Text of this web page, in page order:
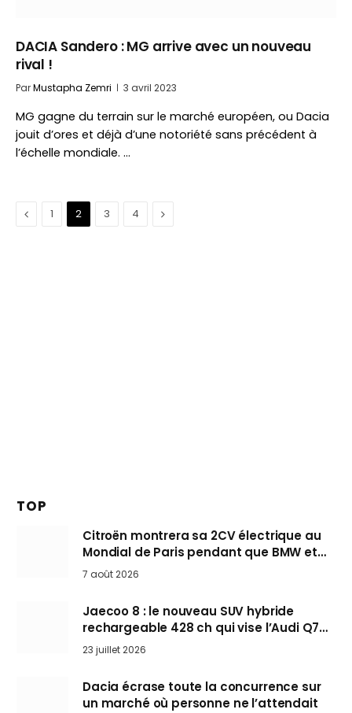
DACIA Sandero : MG arrive avec un nouveau
rival !
ParMustapha Zemri 3 avril 2023
MG gagne du terrain sur le marché européen, ou Dacia
jouit d’ores et déjà d’une notoriété sans précédent à
l’échelle mondiale. …
Précédent
1 2 3 4 Suivant
TOP
Citroën montrera sa 2CV électrique au
Mondial de Paris pendant que BMW et
Mini désertent le salon
7 août 2026
Jaecoo 8 : le nouveau SUV hybride
rechargeable 428 ch qui vise l’Audi Q7
arrive en Europe cet automne
23 juillet 2026
Dacia écrase toute la concurrence sur
un marché où personne ne l’attendait